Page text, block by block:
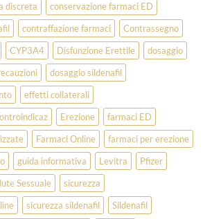
discreta
conservazione farmaci ED
contraffazione farmaci
Contrassegno
CYP3A4 Disfunzione Erettile
dosaggio
dosaggio sildenafil
effetti collaterali
Erezione
farmaci ED
Farmaci Online
farmaci per erezione
guida informativa Levitra
Pfizer
Sessuale
sicurezza
sicurezza sildenafil Sildenafil